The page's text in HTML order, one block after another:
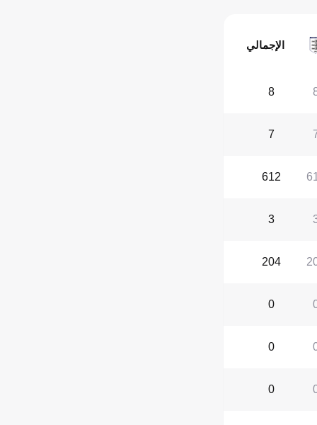
الإجمالي
8
7
612
3
204
0
0
0